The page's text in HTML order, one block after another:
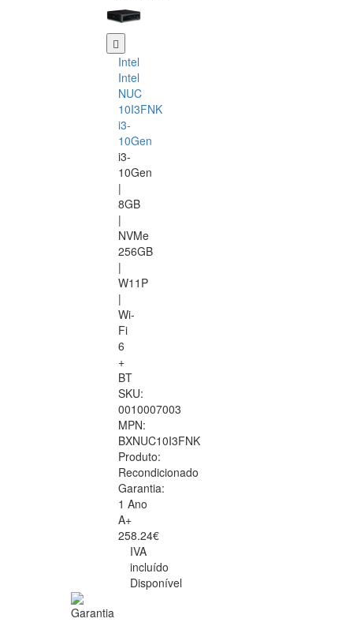
Intel
Intel
NUC
10I3FNK
i3-
10Gen
i3-
10Gen
|
8GB
|
NVMe
256GB
|
W11P
|
Wi-
Fi
6
+
BT
SKU:
0010007003
MPN:
BXNUC10I3FNK
Produto:
Recondicionado
Garantia:
1 Ano
A+
258.24€
IVA
incluído
Disponível